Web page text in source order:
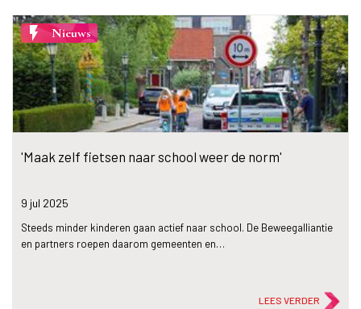
flash_on Nieuws
'Maak zelf fietsen naar school weer de norm'
9 jul 2025
Steeds minder kinderen gaan actief naar school. De Beweegalliantie
en partners roepen daarom gemeenten en…
LEES VERDER